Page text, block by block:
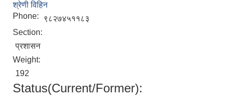
श्रेणी विहिन
Phone:
९८२७४५११८३
Section:
प्रशासन
Weight:
192
Status(Current/Former):